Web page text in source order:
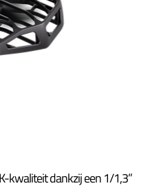
kwaliteit dankzij een 1/1,3”